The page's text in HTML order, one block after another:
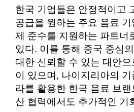
한국 기업들은 안정적이고
공급을 원하는 주요 음료
제 준수를 지원하는 파트너
있다. 이를 통해 중국 중심
대한 신뢰할 수 있는 대안
이 있으며, 나이지리아의 기
라를 활용한 한국 음료 브
산 협력에서도 추가적인 기